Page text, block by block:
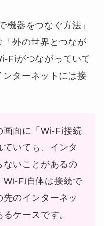
機器をつなぐ方法」
外の世界とつなが
Fiがつながっていて
ンターネットには接
画面に「Wi-Fi接続
いても、インタ
ないことがあるの
Wi-Fi自体は接続で
先のインターネッ
ケースです。